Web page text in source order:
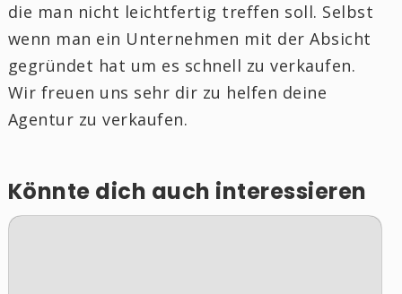
die man nicht leichtfertig treffen soll. Selbst
wenn man ein Unternehmen mit der Absicht
gegründet hat um es schnell zu verkaufen.
Wir freuen uns sehr dir zu helfen deine
Agentur zu verkaufen.
Könnte dich auch interessieren